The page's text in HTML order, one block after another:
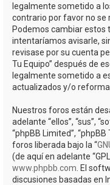
legalmente sometido a
contrario por favor no se
Podemos cambiar estos
intentaríamos avisarle,
revisase por su cuenta
Tu Equipo” después de
legalmente sometido a
actualizados y/o
Nuestros foros están
adelante “ellos”, “sus”,
“phpBB Limited”,
foros liberada bajo la “
(de aquí en adelante
www.phpbb.com . El
discusiones basadas en